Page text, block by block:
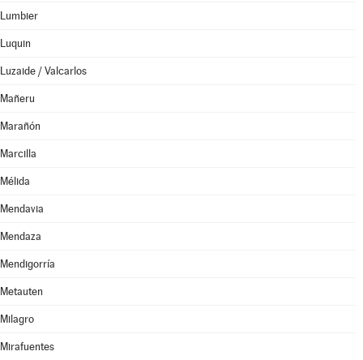
Lumbier
Luquin
Luzaide / Valcarlos
Mañeru
Marañón
Marcilla
Mélida
Mendavia
Mendaza
Mendigorría
Metauten
Milagro
Mirafuentes